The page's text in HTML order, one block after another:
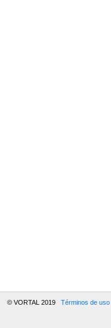
© VORTAL 2019 Términos de uso